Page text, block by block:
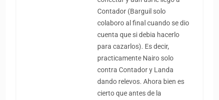
Contador (Barguil solo
colaboro al final cuando se dio
cuenta que si debia hacerlo
para cazarlos). Es decir,
practicamente Nairo solo
contra Contador y Landa
dando relevos. Ahora bien es
cierto que antes de la